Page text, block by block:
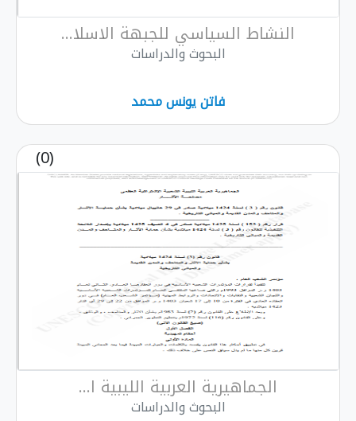
النشاط السياسي للجبهة الاسلا...
البحوث والدراسات
فاتن يونس محمد
الجماهيرية العربية الليبية ا...
البحوث والدراسات